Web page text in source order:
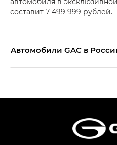
составит 7 499 999 рублей.
Aвтомобили GAC в
Эс Икс ПРЕМИУМ — SX
S7 — Эс 7 (S7) в
Эс Икс ПРЕМИУМ — SX